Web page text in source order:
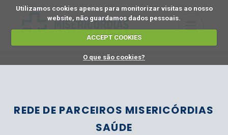
Utilizamos cookies apenas para monitorizar visitas ao nosso
website, não guardamos dados pessoais.
ACCEPT COOKIES
O que são cookies?
REDE DE PARCEIROS MISERICÓRDIAS
SAÚDE